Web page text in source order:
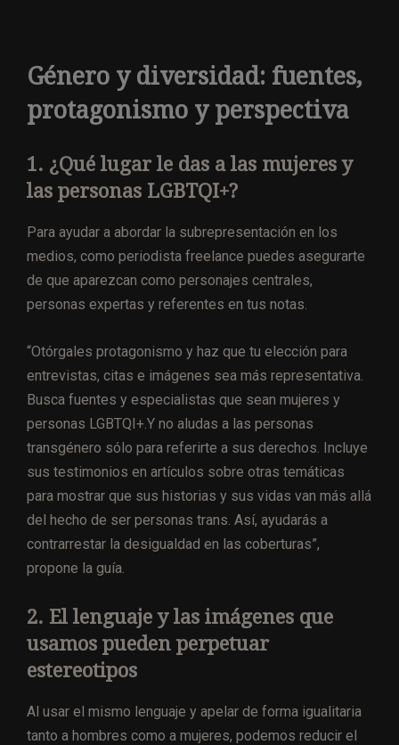
Género y diversidad: fuentes,
protagonismo y perspectiva
1. ¿Qué lugar le das a las mujeres y
las personas LGBTQI+?
Para ayudar a abordar la subrepresentación en los
medios, como periodista freelance puedes asegurarte
de que aparezcan como personajes centrales,
personas expertas y referentes en tus notas.
“Otórgales protagonismo y haz que tu elección para
entrevistas, citas e imágenes sea más representativa.
Busca fuentes y especialistas que sean mujeres y
personas LGBTQI+.Y no aludas a las personas
transgénero sólo para referirte a sus derechos. Incluye
sus testimonios en artículos sobre otras temáticas
para mostrar que sus historias y sus vidas van más allá
del hecho de ser personas trans. Así, ayudarás a
contrarrestar la desigualdad en las coberturas”,
propone la guía.
2. El lenguaje y las imágenes que
usamos pueden perpetuar
estereotipos
Al usar el mismo lenguaje y apelar de forma igualitaria
tanto a hombres como a mujeres, podemos reducir el